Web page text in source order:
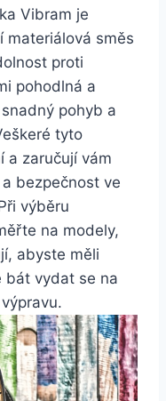
Vibram je
materiálová směs
proti
pohodlná a
pohyb a
tyto
a​ zaručují vám
bezpečnost ve
výběru
na modely,
‍abyste měli​
bát vydat se na